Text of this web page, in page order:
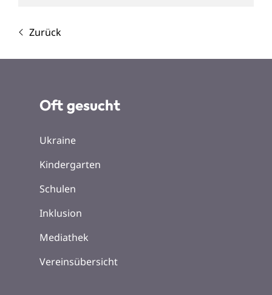
Zurück
Oft gesucht
Ukraine
Kindergarten
Schulen
Inklusion
Mediathek
Vereinsübersicht